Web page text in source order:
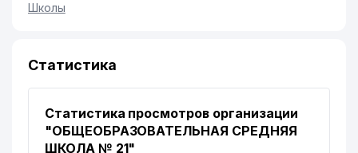
Школы
Статистика
Статистика просмотров организации
"ОБЩЕОБРАЗОВАТЕЛЬНАЯ СРЕДНЯЯ
ШКОЛА № 21"